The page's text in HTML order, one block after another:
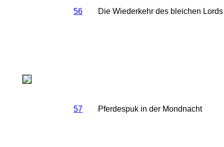
56 Die Wiederkehr des bleichen Lords
57 Pferdespuk in der Mondnacht